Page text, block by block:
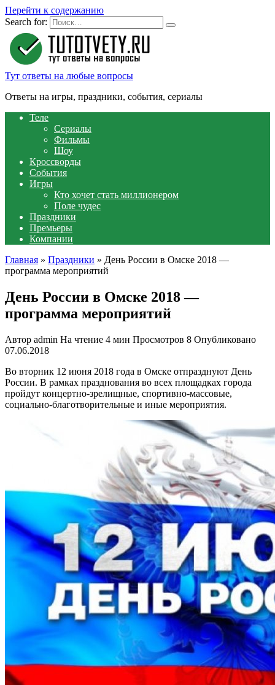
Перейти к содержанию
Search for:
Тут ответы на любые вопросы
Ответы на игры, праздники, события, сериалы
Теле
Сериалы
Фильмы
Шоу
Кроссворды
События
Игры
Кто хочет стать миллионером
Поле чудес
Праздники
Премьеры
Компании
Главная » Праздники » День России в Омске 2018 —
программа мероприятий
День России в Омске 2018 —
программа мероприятий
Автор admin На чтение 4 мин Просмотров 8 Опубликовано
07.06.2018
Во вторник 12 июня 2018 года в Омске отпразднуют День
России. В рамках празднования во всех площадках города
пройдут концертно-зрелищные, спортивно-массовые,
социально-благотворительные и иные мероприятия.